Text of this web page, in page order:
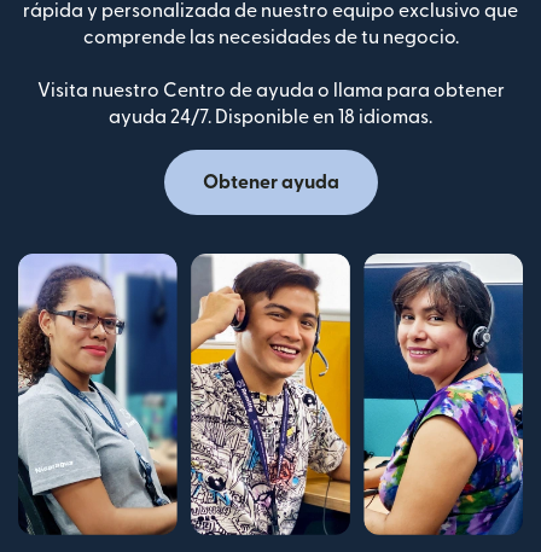
rápida y personalizada de nuestro equipo exclusivo que
comprende las necesidades de tu negocio.
Visita nuestro Centro de ayuda o llama para obtener
ayuda 24/7. Disponible en 18 idiomas.
Obtener ayuda